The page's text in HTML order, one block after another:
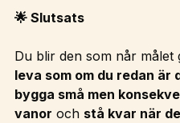
🌟 Slutsats
Du blir den som når målet
leva som om du redan är
bygga små men
vanor och stå kvar när